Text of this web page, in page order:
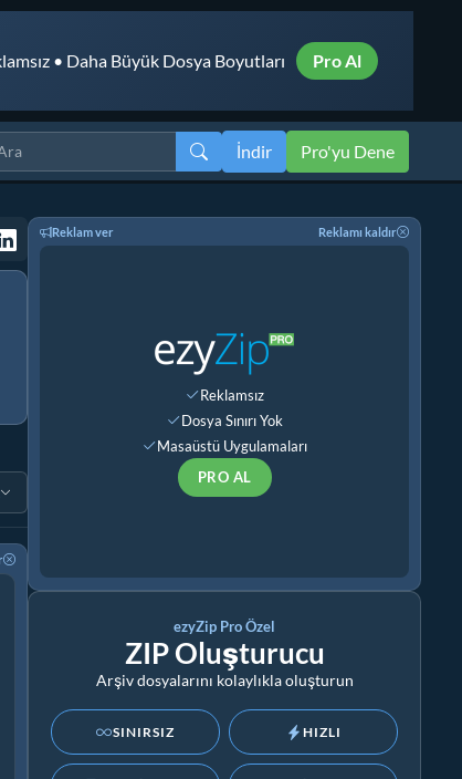
• Daha Büyük Dosya Boyutları Pro Al
İndir Pro'yu Dene
Reklam ver Reklamı kaldır
Reklamsız
Dosya Sınırı Yok
Masaüstü Uygulamaları
PRO AL
ezyZip Pro Özel
ZIP Oluşturucu
Arşiv dosyalarını kolaylıkla oluşturun
SINIRSIZ HIZLI